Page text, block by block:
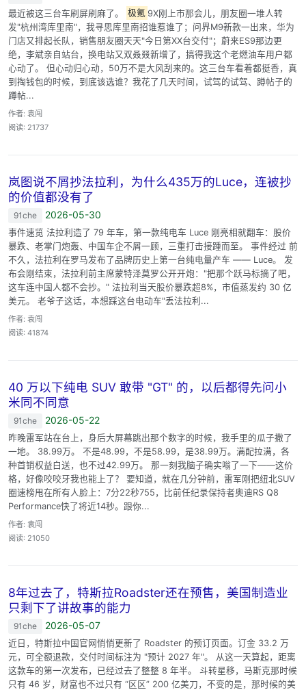
最近被这三台车刷屏刷麻了。 极氪 9X刚上市那会儿，朋友圈一堆人转
发"杭州湾库里南"，我寻思库里南招谁惹谁了；问界M9新款一出来，华为
门店又排起长队，销售朋友圈天天"今日第XX台交付"；蔚来ES9那边更
绝，李斌亲自站台，换电站又双叒叕新增了，搞得我这个老燃油车用户都
心动了。 但心动归心动，50万不是大风刮来的。这三台车看着都挺香，真
到掏钱包的时候，到底该选谁？我花了几天时间，试驾的试驾、蹲帖子的
蹲帖...
作者: 袁闯
阅读: 21737
岚图说不屑抄法拉利，为什么435万的Luce，连被抄
的价值都没有了
91che 2026-05-30
事件速览 法拉利造了 79 年车，第一款纯电车 Luce 刚亮相就翻车：股价
暴跌、老掌门炮轰、中国车企不屑一顾，三重打击接踵而至。 事件经过 前
不久，法拉利在罗马发布了品牌历史上第一台纯电量产车 —— Luce。 发
布会刚结束，法拉利前主席蒙特泽莫罗公开开炮："把那个跃马标摘了吧，
这车连中国人都不会抄。" 法拉利当天股价暴跌超8%，市值蒸发约 30 亿
美元。 老爷子这话，本想踩这台电动车"丢法拉利...
作者: 袁闯
阅读: 41874
40 万以下纯电 SUV 敢带 "GT" 的，以后都得先问小
米同不同意
91che 2026-05-22
昨晚雷军站在台上，身后大屏幕跳出那个数字的时候，我手里的瓜子撒了
一地。 38.99万。 不是48.99，不是58.99，是38.99万。满配拉满，各
种首销权益白送，也不过42.99万。 那一刻我脑子确实嗡了一下——这价
格，好像咬咬牙我也能上了？ 要知道，就在几分钟前，雷军刚把纽北SUV
圈速榜甩在所有人脸上：7分22秒755，比前任纪录保持者奥迪RS Q8
Performance快了将近14秒。跟你...
作者: 袁闯
阅读: 21050
8年过去了，特斯拉Roadster还在预售，美国制造业
只剩下了讲故事的能力
91che 2026-05-07
近日，特斯拉中国官网悄悄更新了 Roadster 的预订页面。订金 33.2 万
元，可全额退款，交付时间标注为 "预计 2027 年"。 从这一天算起，距离
这款车的第一次发布，已经过去了整整 8 年半。 斗转星移，马斯克那时候
只有 46 岁，财富也不过只有 “区区” 200 亿美刀，不变的是，那时候的美